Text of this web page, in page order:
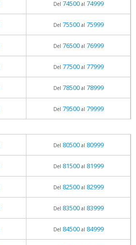
Del 74500al 74999
Del 75500al 75999
Del 76500al 76999
Del 77500al 77999
Del 78500al 78999
Del 79500al 79999
Del 80500al 80999
Del 81500al 81999
Del 82500al 82999
Del 83500al 83999
Del 84500al 84999